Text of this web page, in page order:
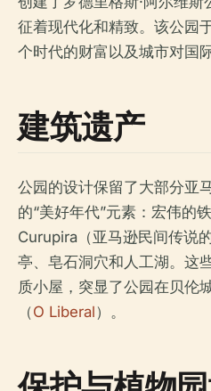
征着现代化和精致。该公园
个时代的财富以及城市对国
建筑遗产
公园的设计保留了大部分亚
的“美好年代”元素：宏伟的
Curupira（亚马逊民间传说
亭、皂石洞穴和人工湖。这
质小屋，突显了公园在贝伦
（O Liberal）。